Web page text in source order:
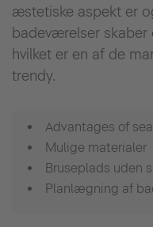
æstetiske aspekt er
badeværelser skaber
hvilket er en af ​​de
trendy.
Advantages of
Mulige materialer
Bruseplads uden
Planlægning af